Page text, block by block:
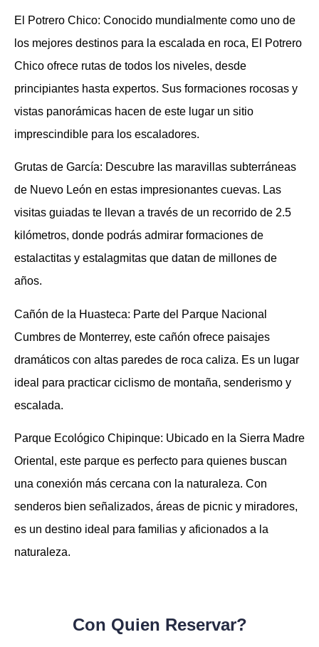
El Potrero Chico: Conocido mundialmente como uno de
los mejores destinos para la escalada en roca, El Potrero
Chico ofrece rutas de todos los niveles, desde
principiantes hasta expertos. Sus formaciones rocosas y
vistas panorámicas hacen de este lugar un sitio
imprescindible para los escaladores.
Grutas de García: Descubre las maravillas subterráneas
de Nuevo León en estas impresionantes cuevas. Las
visitas guiadas te llevan a través de un recorrido de 2.5
kilómetros, donde podrás admirar formaciones de
estalactitas y estalagmitas que datan de millones de
años.
Cañón de la Huasteca: Parte del Parque Nacional
Cumbres de Monterrey, este cañón ofrece paisajes
dramáticos con altas paredes de roca caliza. Es un lugar
ideal para practicar ciclismo de montaña, senderismo y
escalada.
Parque Ecológico Chipinque: Ubicado en la Sierra Madre
Oriental, este parque es perfecto para quienes buscan
una conexión más cercana con la naturaleza. Con
senderos bien señalizados, áreas de picnic y miradores,
es un destino ideal para familias y aficionados a la
naturaleza.
Con Quien Reservar?